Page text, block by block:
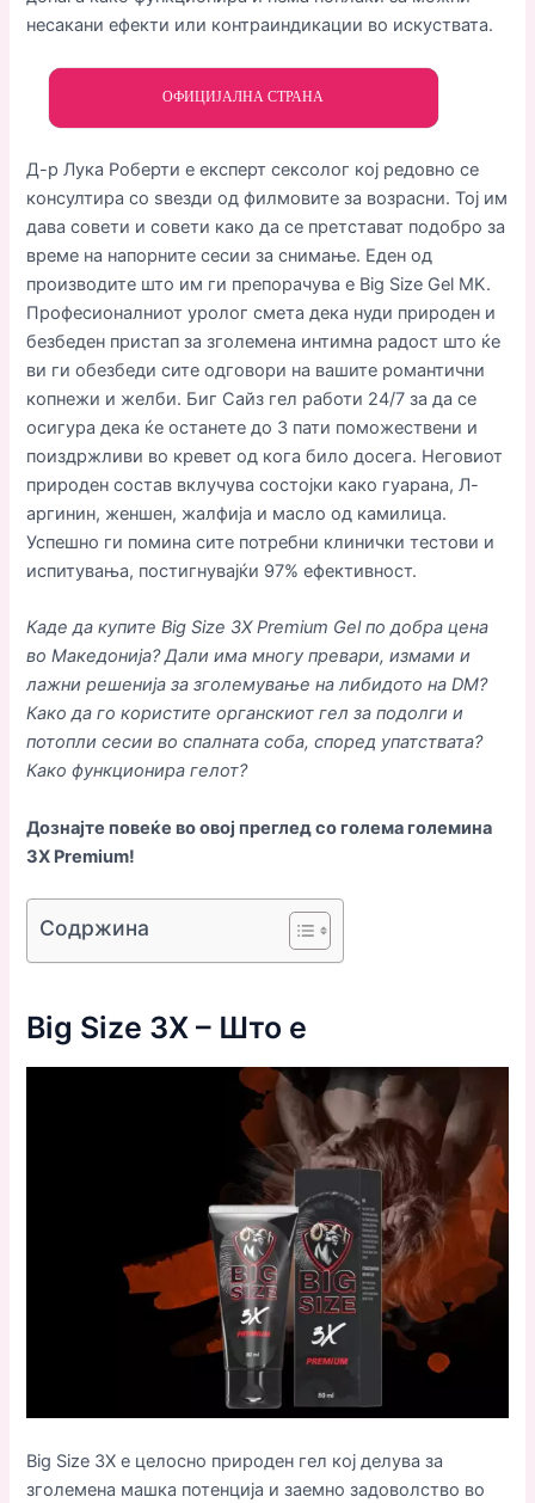
несакани ефекти или контраиндикации во искуствата.
ОФИЦИЈАЛНА СТРАНА
Д-р Лука Роберти е експерт сексолог кој редовно се
консултира со ѕвезди од филмовите за возрасни. Тој им
дава совети и совети како да се претстават подобро за
време на напорните сесии за снимање. Еден од
производите што им ги препорачува е Big Size Gel MK.
Професионалниот уролог смета дека нуди природен и
безбеден пристап за зголемена интимна радост што ќе
ви ги обезбеди сите одговори на вашите романтични
копнежи и желби. Биг Сайз гел работи 24/7 за да се
осигура дека ќе останете до 3 пати поможествени и
поиздржливи во кревет од кога било досега. Неговиот
природен состав вклучува состојки како гуарана, Л-
аргинин, женшен, жалфија и масло од камилица.
Успешно ги помина сите потребни клинички тестови и
испитувања, постигнувајќи 97% ефективност.
Каде да купите Big Size 3X Premium Gel по добра цена
во Македонија? Дали има многу превари, измами и
лажни решенија за зголемување на либидото на DM?
Како да го користите органскиот гел за подолги и
потопли сесии во спалната соба, според упатствата?
Како функционира гелот?
Дознајте повеќе во овој преглед со голема големина
3X Premium!
Содржина
Big Size 3X – Што е
Big Size 3X е целосно природен гел кој делува за
зголемена машка потенција и заемно задоволство во